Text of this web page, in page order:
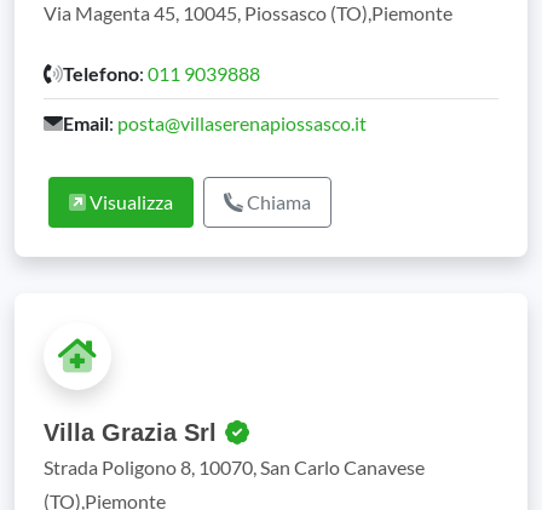
Via Magenta 45, 10045, Piossasco (TO),Piemonte
Telefono: 011 9039888
Email: posta@villaserenapiossasco.it
Visualizza Chiama
Villa Grazia Srl
Strada Poligono 8, 10070, San Carlo Canavese
(TO),Piemonte